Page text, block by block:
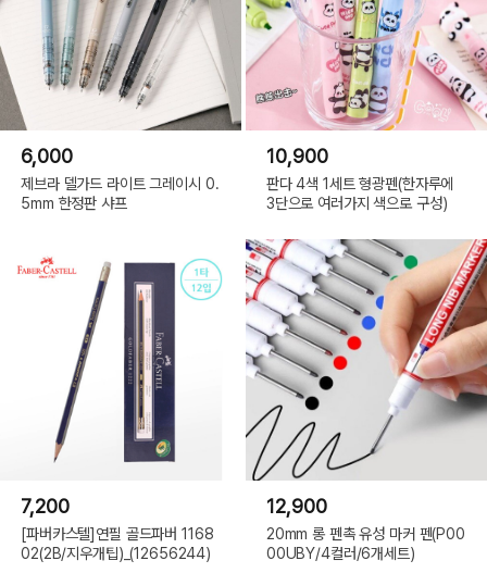
6,000
제브라 델가드 라이트 그레이시 0.
5mm 한정판 샤프
10,900
판다 4색 1세트 형광펜(한자루에
3단으로 여러가지 색으로 구성)
7,200
[파버카스텔]연필 골드파버 1168
02(2B/지우개팁)_(12656244)
12,900
20mm 롱 펜촉 유성 마커 펜(P00
00UBY/4컬러/6개세트)